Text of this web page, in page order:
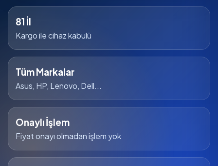
81 İl
Kargo ile cihaz kabulü
Tüm Markalar
Asus, HP, Lenovo, Dell...
Onaylı İşlem
Fiyat onayı olmadan işlem yok